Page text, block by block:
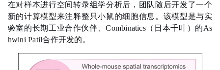
在对样本进行空间转录组学分析后，团队随后开发了一个
新的计算模型来注释整只小鼠的细胞信息。该模型是与实
验室的长期工业合作伙伴、Combinatics（日本千叶）的As
hwini Patil合作开发的。